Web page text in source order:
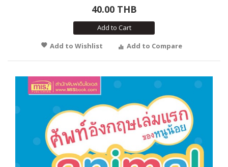
40.00 THB
Add to Cart
Add to Wishlist
Add to Compare